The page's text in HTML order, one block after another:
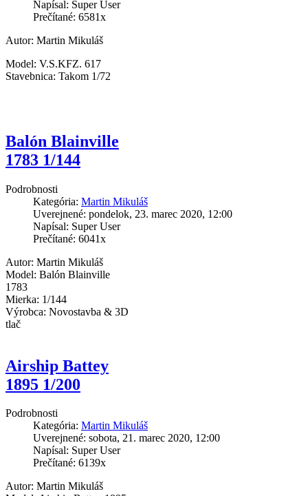
Napísal: Super User
Prečítané: 6581x
Autor: Martin Mikuláš
Model: V.S.KFZ. 617
Stavebnica: Takom 1/72
Balón Blainville
1783 1/144
Podrobnosti
Kategória: Martin Mikuláš
Uverejnené: pondelok, 23. marec 2020, 12:00
Napísal: Super User
Prečítané: 6041x
Autor: Martin Mikuláš
Model: Balón Blainville
1783
Mierka: 1/144
Výrobca: Novostavba & 3D
tlač
Airship Battey
1895 1/200
Podrobnosti
Kategória: Martin Mikuláš
Uverejnené: sobota, 21. marec 2020, 12:00
Napísal: Super User
Prečítané: 6139x
Autor: Martin Mikuláš